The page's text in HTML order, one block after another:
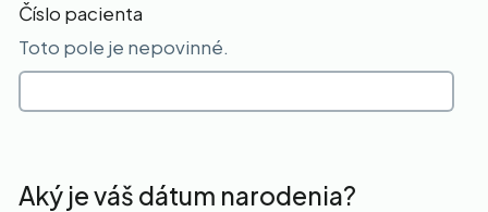
Číslo pacienta
Toto pole je nepovinné.
Aký je váš dátum narodenia?